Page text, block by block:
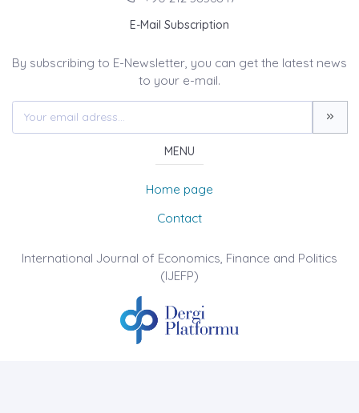
E-Mail Subscription
By subscribing to E-Newsletter, you can get the latest news
to your e-mail.
MENU
Home page
Contact
International Journal of Economics, Finance and Politics
(IJEFP)